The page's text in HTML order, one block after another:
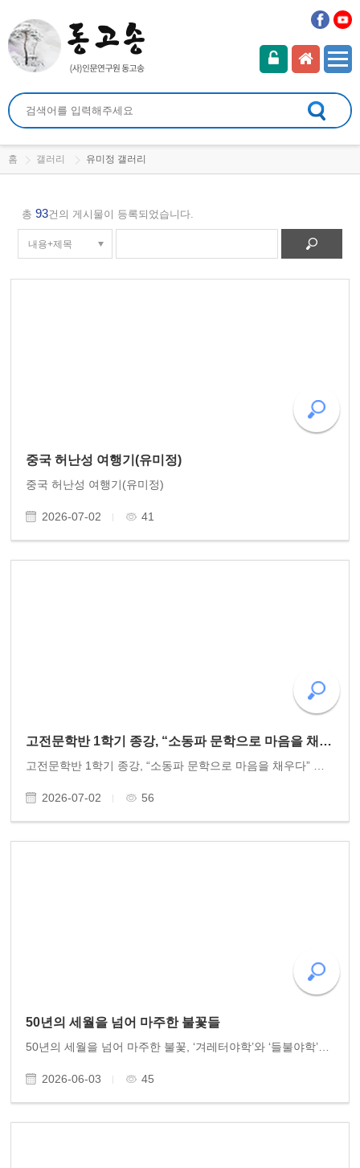
홈 갤러리 유미정 갤러리
총93건의 게시물이 등록되었습니다.
중국 허난성 여행기(유미정)
중국 허난성 여행기(유미정)
2026-07-02 41
고전문학반 1학기 종강, “소동파 문학으로 마음을 채우다”
2026-07-02 56
50년의 세월을 넘어 마주한 불꽃들
2026-06-03 45